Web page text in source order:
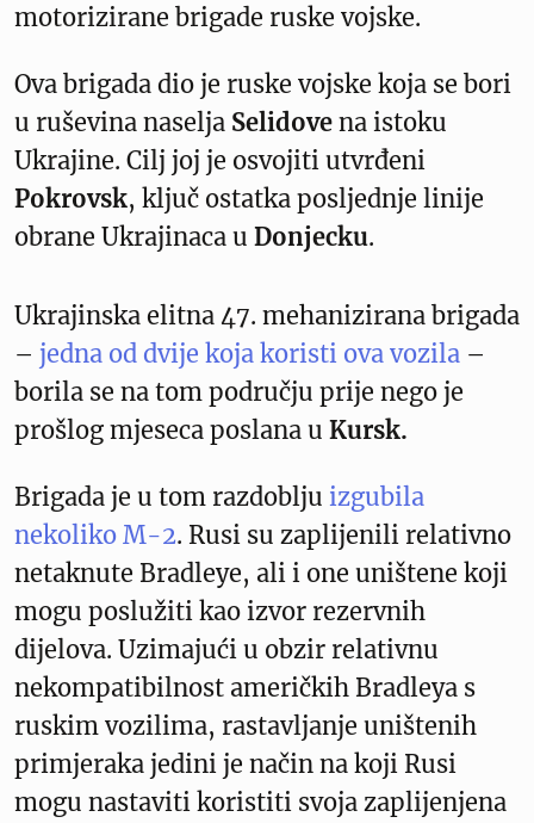
motorizirane brigade ruske vojske.
Ova brigada dio je ruske vojske koja se bori
u ruševina naselja Selidove na istoku
Ukrajine. Cilj joj je osvojiti utvrđeni
Pokrovsk, ključ ostatka posljednje linije
obrane Ukrajinaca u Donjecku.
Ukrajinska elitna 47. mehanizirana brigada
– jedna od dvije koja koristi ova vozila –
borila se na tom području prije nego je
prošlog mjeseca poslana u Kursk.
Brigada je u tom razdoblju izgubila
nekoliko M-2. Rusi su zaplijenili relativno
netaknute Bradleye, ali i one uništene koji
mogu poslužiti kao izvor rezervnih
dijelova. Uzimajući u obzir relativnu
nekompatibilnost američkih Bradleya s
ruskim vozilima, rastavljanje uništenih
primjeraka jedini je način na koji Rusi
mogu nastaviti koristiti svoja zaplijenjena